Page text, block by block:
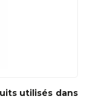
utilisés dans